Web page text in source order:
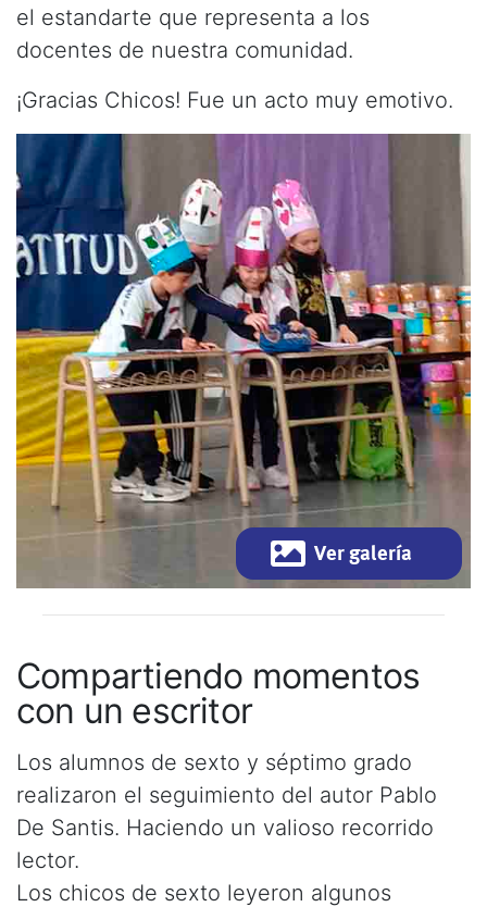
el estandarte que representa a los
docentes de nuestra comunidad.
¡Gracias Chicos! Fue un acto muy emotivo.
Ver galería
Compartiendo momentos
con un escritor
Los alumnos de sexto y séptimo grado
realizaron el seguimiento del autor Pablo
De Santis. Haciendo un valioso recorrido
lector.
Los chicos de sexto leyeron algunos